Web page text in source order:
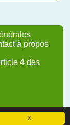
X
à propos
4 des